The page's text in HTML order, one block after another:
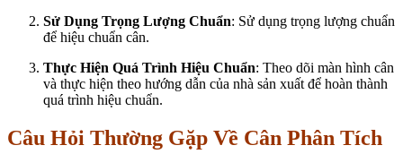
Sử Dụng Trọng Lượng Chuẩn: Sử dụng trọng lượng chuẩn
để hiệu chuẩn cân.
Thực Hiện Quá Trình Hiệu Chuẩn: Theo dõi màn hình cân
và thực hiện theo hướng dẫn của nhà sản xuất để hoàn thành
quá trình hiệu chuẩn.
Câu Hỏi Thường Gặp Về Cân Phân Tích